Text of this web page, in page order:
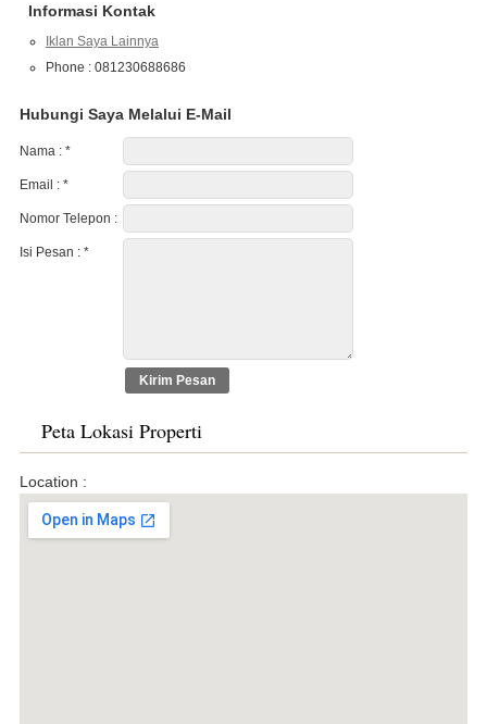
Informasi Kontak
Iklan Saya Lainnya
Phone : 081230688686
Hubungi Saya Melalui E-Mail
Nama : *
Email : *
Nomor Telepon :
Isi Pesan : *
Peta Lokasi Properti
Location :